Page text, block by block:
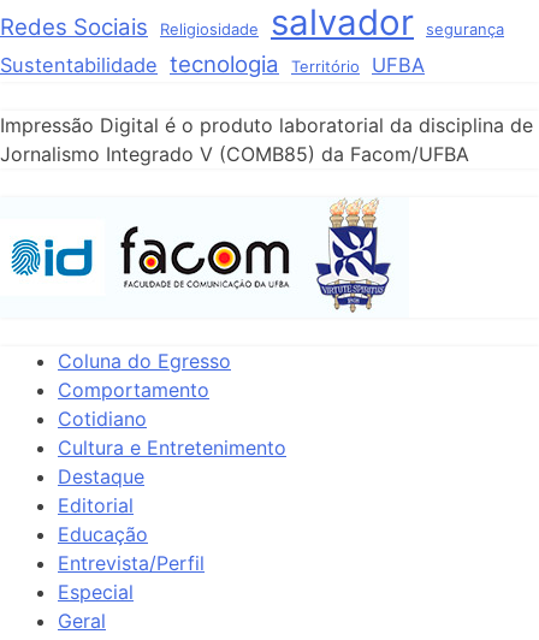
Redes Sociais Religiosidade salvador segurança
Sustentabilidade tecnologia Território UFBA
Impressão Digital é o produto laboratorial da disciplina de
Jornalismo Integrado V (COMB85) da Facom/UFBA
Coluna do Egresso
Comportamento
Cotidiano
Cultura e Entretenimento
Destaque
Editorial
Educação
Entrevista/Perfil
Especial
Geral